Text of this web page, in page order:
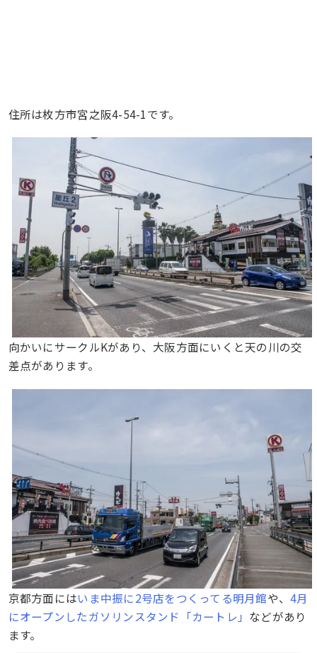
住所は枚方市宮之阪4-54-1です。
向かいにサークルKがあり、大阪方面にいくと天の川の交
差点があります。
京都方面にはいま中振に2号店をつくってる明月館や、4月
にオープンしたガソリンスタンド「カートレ」 などがあり
ます。